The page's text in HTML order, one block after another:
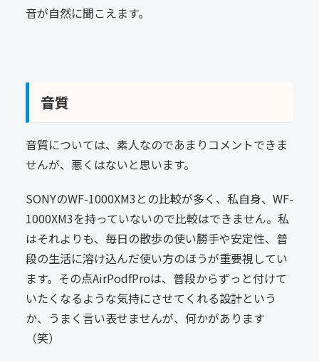
音が自然に聞こえます。
音質
音質については、素人なのであまりコメントできま
せんが、悪くはないと思います。
SONYのWF-1000XM3との比較が多く、私自身、WF-
1000XM3を持っていないので比較はできません。私
はそれよりも、毎日の散歩の使い勝手や安定性、普
段の生活に溶け込んだ使い方のほうが重要視してい
ます。その点AirPodfProは、普段からずっと付けて
いたくなるような気持にさせてくれる設計という
か、うまく言い表せませんが、何かがあります
（笑）